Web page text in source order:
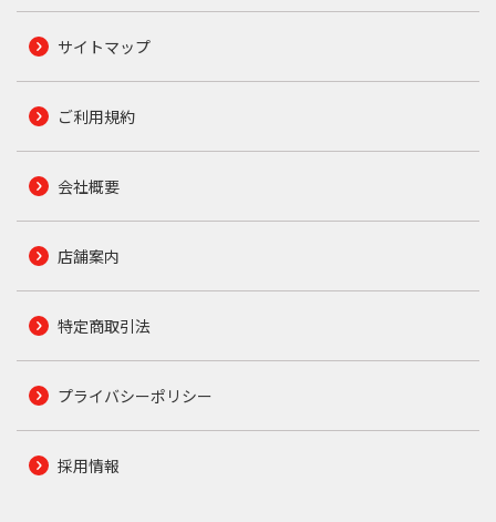
サイトマップ
ご利用規約
会社概要
店舗案内
特定商取引法
プライバシーポリシー
採用情報